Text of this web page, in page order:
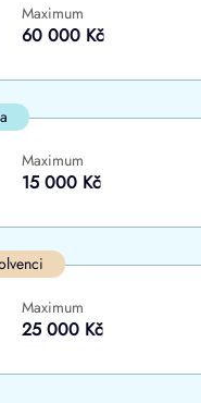
Maximum
60 000 Kč
Maximum
15 000 Kč
Maximum
25 000 Kč